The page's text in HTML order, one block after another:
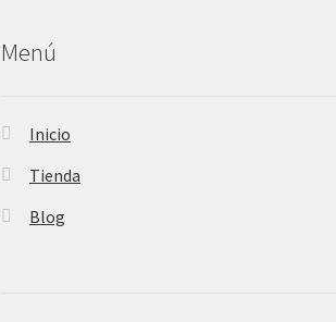
Menú
Inicio
Tienda
Blog